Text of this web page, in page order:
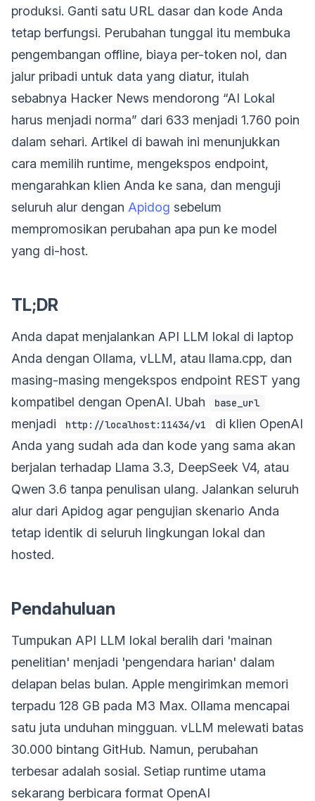
produksi. Ganti satu URL dasar dan kode Anda
tetap berfungsi. Perubahan tunggal itu membuka
pengembangan offline, biaya per-token nol, dan
jalur pribadi untuk data yang diatur, itulah
sebabnya Hacker News mendorong “AI Lokal
harus menjadi norma” dari 633 menjadi 1.760 poin
dalam sehari. Artikel di bawah ini menunjukkan
cara memilih runtime, mengekspos endpoint,
mengarahkan klien Anda ke sana, dan menguji
seluruh alur dengan Apidog sebelum
mempromosikan perubahan apa pun ke model
yang di-host.
TL;DR
Anda dapat menjalankan API LLM lokal di laptop
Anda dengan Ollama, vLLM, atau llama.cpp, dan
masing-masing mengekspos endpoint REST yang
kompatibel dengan OpenAI. Ubah
base_url
menjadi http://localhost:11434/v1
di klien OpenAI
Anda yang sudah ada dan kode yang sama akan
berjalan terhadap Llama 3.3, DeepSeek V4, atau
Qwen 3.6 tanpa penulisan ulang. Jalankan seluruh
alur dari Apidog agar pengujian skenario Anda
tetap identik di seluruh lingkungan lokal dan
hosted.
Pendahuluan
Tumpukan API LLM lokal beralih dari 'mainan
penelitian' menjadi 'pengendara harian' dalam
delapan belas bulan. Apple mengirimkan memori
terpadu 128 GB pada M3 Max. Ollama mencapai
satu juta unduhan mingguan. vLLM melewati batas
30.000 bintang GitHub. Namun, perubahan
terbesar adalah sosial. Setiap runtime utama
sekarang berbicara format OpenAI